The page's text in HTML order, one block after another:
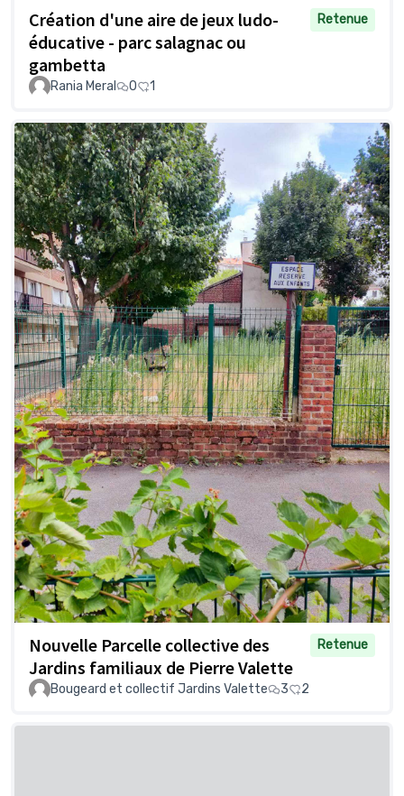
Création d'une aire de jeux ludo-
éducative - parc salagnac ou
gambetta
Retenue
Rania Meral 0 1
Nouvelle Parcelle collective des
Jardins familiaux de Pierre Valette
Retenue
Bougeard et collectif Jardins Valette 3 2